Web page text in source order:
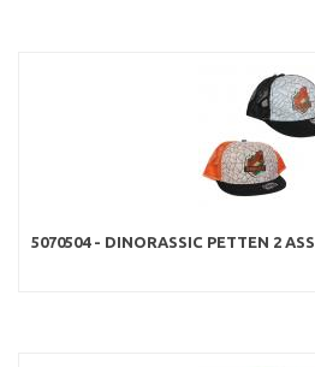
5070504 - DINORASSIC PETTEN 2 ASS.